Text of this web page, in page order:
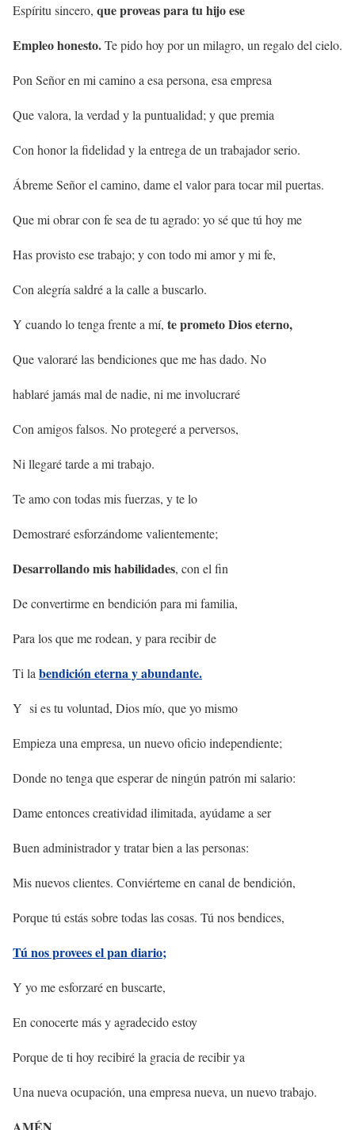
Espíritu sincero, que proveas para tu hijo ese
Empleo honesto.Te pido hoy por un milagro, un regalo del cielo.
Pon Señor en mi camino a esa persona, esa empresa
Que valora, la verdad y la puntualidad; y que premia
Con honor la fidelidad y la entrega de un trabajador serio.
Ábreme Señor el camino, dame el valor para tocar mil puertas.
Que mi obrar con fe sea de tu agrado: yo sé que tú hoy me
Has provisto ese trabajo; y con todo mi amor y mi fe,
Con alegría saldré a la calle a buscarlo.
Y cuando lo tenga frente a mí, te prometo Dios eterno,
Que valoraré las bendiciones que me has dado. No
hablaré jamás mal de nadie, ni me involucraré
Con amigos falsos. No protegeré a perversos,
Ni llegaré tarde a mi trabajo.
Te amo con todas mis fuerzas, y te lo
Demostraré esforzándome valientemente;
Desarrollando mis habilidades, con el fin
De convertirme en bendición para mi familia,
Para los que me rodean, y para recibir de
Ti labendición eterna y abundante.
Y si es tu voluntad, Dios mío, que yo mismo
Empieza una empresa, un nuevo oficio independiente;
Donde no tenga que esperar de ningún patrón mi salario:
Dame entonces creatividad ilimitada, ayúdame a ser
Buen administrador y tratar bien a las personas:
Mis nuevos clientes. Conviérteme en canal de bendición,
Porque tú estás sobre todas las cosas. Tú nos bendices,
Tú nos provees el pan diario;
Y yo me esforzaré en buscarte,
En conocerte más y agradecido estoy
Porque de ti hoy recibiré la gracia de recibir ya
Una nueva ocupación, una empresa nueva, un nuevo trabajo.